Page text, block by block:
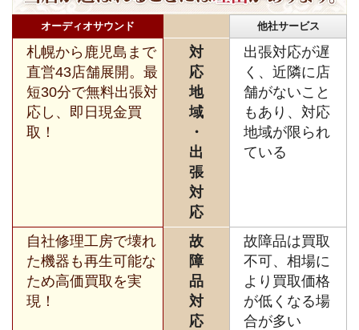
オーディオサウンド 他社サービス
札幌から鹿児島まで
直営43店舗展開。最
短30分で無料出張対
応し、即日現金買
取！
対
応
地
域
・
出
張
対
応
出張対応が遅
く、近隣に店
舗がないこと
もあり、対応
地域が限られ
ている
自社修理工房で壊れ
た機器も再生可能な
ため高価買取を実
現！
故
障
品
対
応
故障品は買取
不可、相場に
より買取価格
が低くなる場
合が多い